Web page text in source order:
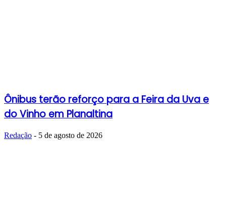
Ônibus terão reforço para a Feira da Uva e
do Vinho em Planaltina
Redação - 5 de agosto de 2026